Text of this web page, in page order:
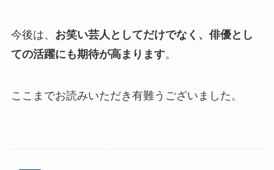
今後は、 お笑い芸人としてだけでなく、俳優とし
ての活躍にも期待が高まります。
ここまでお読みいただき有難うございました。